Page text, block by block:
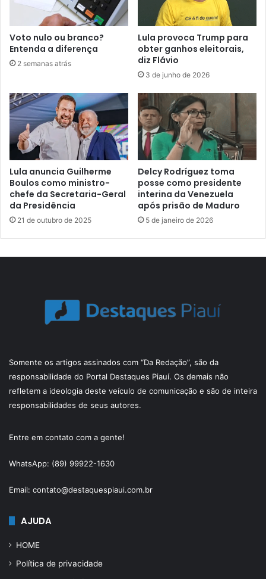
Voto nulo ou branco?
Entenda a diferença
2 semanas atrás
Lula provoca Trump para
obter ganhos eleitorais,
diz Flávio
3 de junho de 2026
Lula anuncia Guilherme
Boulos como ministro-
chefe da Secretaria-Geral
da Presidência
21 de outubro de 2025
Delcy Rodríguez toma
posse como presidente
interina da Venezuela
após prisão de Maduro
5 de janeiro de 2026
Somente os artigos assinados com “Da Redação”, são da
responsabilidade do Portal Destaques Piauí. Os demais não
refletem a ideologia deste veículo de comunicação e são de inteira
responsabilidades de seus autores.
Entre em contato com a gente!
WhatsApp: (89) 99922-1630
Email: contato@destaquespiaui.com.br
AJUDA
HOME
Política de privacidade